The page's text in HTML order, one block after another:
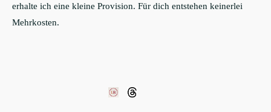
erhalte ich eine kleine Provision. Für dich entstehen keinerlei
Mehrkosten.